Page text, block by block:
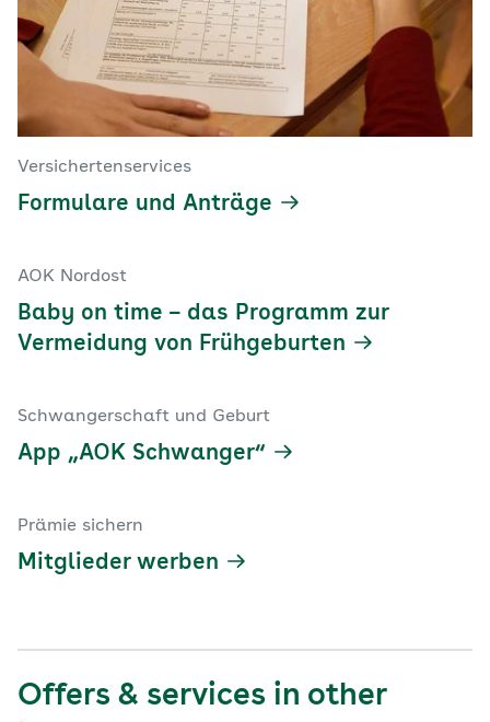
Versichertenservices
Formulare und Anträge
AOK Nordost
Baby on time – das Programm zur
Vermeidung von Frühgeburten
Schwangerschaft und Geburt
App „AOK Schwanger“
Prämie sichern
Mitglieder werben
Offers & services in other